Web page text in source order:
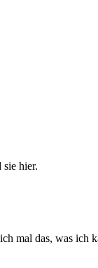
sie hier.
mal das, was ich